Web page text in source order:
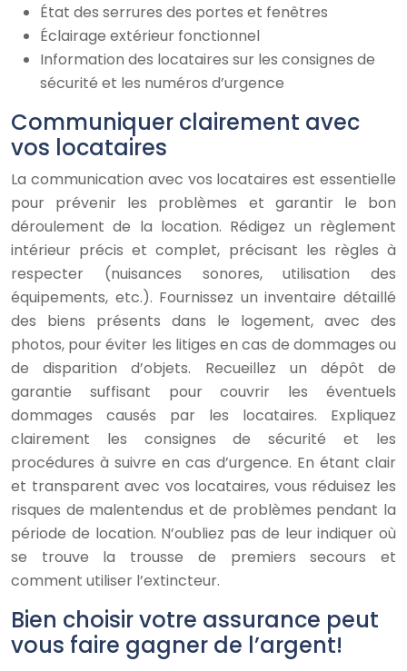
État des serrures des portes et fenêtres
Éclairage extérieur fonctionnel
Information des locataires sur les consignes de
sécurité et les numéros d’urgence
Communiquer clairement avec
vos locataires
La communication avec vos locataires est essentielle
pour prévenir les problèmes et garantir le bon
déroulement de la location. Rédigez un règlement
intérieur précis et complet, précisant les règles à
respecter (nuisances sonores, utilisation des
équipements, etc.). Fournissez un inventaire détaillé
des biens présents dans le logement, avec des
photos, pour éviter les litiges en cas de dommages ou
de disparition d’objets. Recueillez un dépôt de
garantie suffisant pour couvrir les éventuels
dommages causés par les locataires. Expliquez
clairement les consignes de sécurité et les
procédures à suivre en cas d’urgence. En étant clair
et transparent avec vos locataires, vous réduisez les
risques de malentendus et de problèmes pendant la
période de location. N’oubliez pas de leur indiquer où
se trouve la trousse de premiers secours et
comment utiliser l’extincteur.
Bien choisir votre assurance peut
vous faire gagner de l’argent!